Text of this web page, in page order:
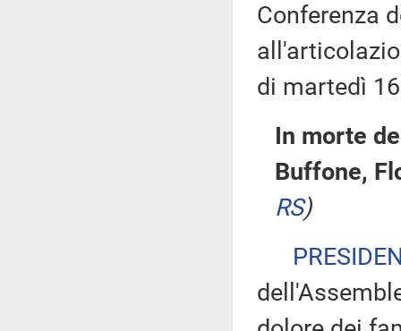
Conferenza
di martedì
In morte
Buffone,
RS)